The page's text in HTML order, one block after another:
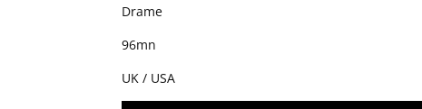
Drame
96mn
UK / USA